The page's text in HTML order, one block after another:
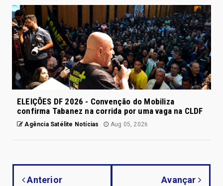
ELEIÇÕES DF 2026 - Convenção do Mobiliza
confirma Tabanez na corrida por uma vaga na CLDF
Agência Satélite Notícias Aug 05, 2026
Anterior Avançar